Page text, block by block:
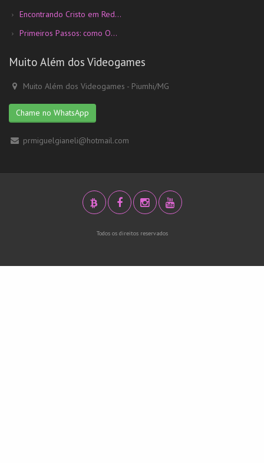
Encontrando Cristo em Red...
Primeiros Passos: como O...
Muito Além dos Videogames
Muito Além dos Videogames - Piumhi/MG
Chame no WhatsApp
prmiguelgianeli@hotmail.com
Todos os direitos reservados